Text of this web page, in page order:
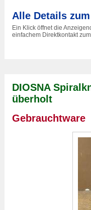
Alle Details
Ein Klick öffnet die
einfachem Direktkontakt
DIOSNA
überholt
Gebrauchtware